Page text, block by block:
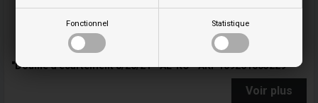
Fonctionnel Statistique
"Douille d'écartement 8/20/21 - AL-KO - AKP109261005229"
Voir plus